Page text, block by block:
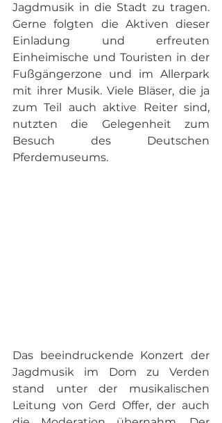
Jagdmusik in die Stadt zu tragen.
Gerne folgten die Aktiven dieser
Einladung und erfreuten
Einheimische und Touristen in der
Fußgängerzone und im Allerpark
mit ihrer Musik. Viele Bläser, die ja
zum Teil auch aktive Reiter sind,
nutzten die Gelegenheit zum
Besuch des Deutschen
Pferdemuseums.
Das beeindruckende Konzert der
Jagdmusik im Dom zu Verden
stand unter der musikalischen
Leitung von Gerd Offer, der auch